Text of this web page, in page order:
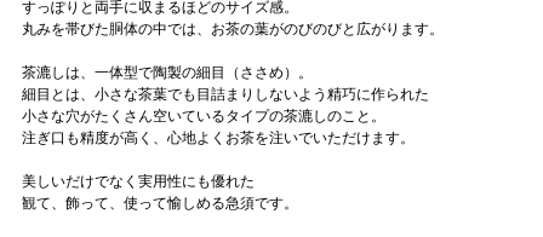
すっぽりと両手に収まるほどのサイズ感。
丸みを帯びた胴体の中では、お茶の葉がのびのびと広がります。
茶漉しは、一体型で陶製の細目（ささめ）。
細目とは、小さな茶葉でも目詰まりしないよう精巧に作られた
小さな穴がたくさん空いているタイプの茶漉しのこと。
注ぎ口も精度が高く、心地よくお茶を注いでいただけます。
美しいだけでなく実用性にも優れた
観て、飾って、使って愉しめる急須です。